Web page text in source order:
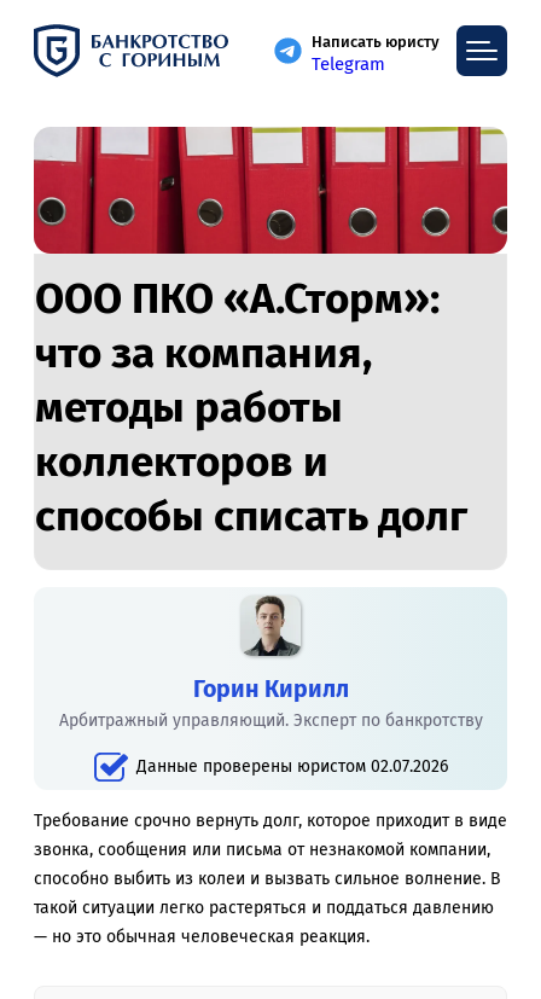
Написать юристу
Telegram
ООО ПКО «А.Сторм»:
что за компания,
методы работы
коллекторов и
способы списать долг
Горин Кирилл
Арбитражный управляющий. Эксперт по банкротству
Данные проверены юристом 02.07.2026
Требование срочно вернуть долг, которое приходит в виде
звонка, сообщения или письма от незнакомой компании,
способно выбить из колеи и вызвать сильное волнение. В
такой ситуации легко растеряться и поддаться давлению
— но это обычная человеческая реакция.